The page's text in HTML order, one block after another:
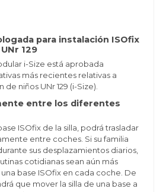
para instalación ISOfix
129
i-Size está aprobada
más recientes relativas a
niños UNr 129 (i-Size).
entre los diferentes
ISOfix de la silla, podrá trasladar
entre coches. Si su familia
sus desplazamientos diarios,
cotidianas sean aún más
base ISOfix en cada coche. De
que mover la silla de una base a